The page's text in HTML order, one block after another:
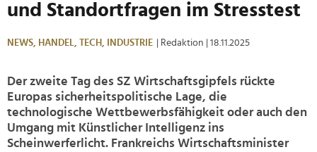
und Standortfragen im Stresstest
NEWS, HANDEL, TECH, INDUSTRIE | Redaktion | 18.11.2025
Der zweite Tag des SZ Wirtschaftsgipfels rückte
Europas sicherheitspolitische Lage, die
technologische Wettbewerbsfähigkeit oder auch den
Umgang mit Künstlicher Intelligenz ins
Scheinwerferlicht. Frankreichs Wirtschaftsminister